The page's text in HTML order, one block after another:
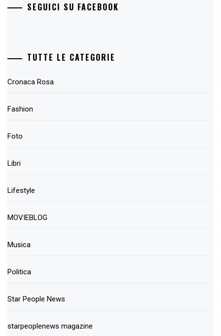
SEGUICI SU FACEBOOK
TUTTE LE CATEGORIE
Cronaca Rosa
Fashion
Foto
Libri
Lifestyle
MOVIEBLOG
Musica
Politica
Star People News
starpeoplenews magazine